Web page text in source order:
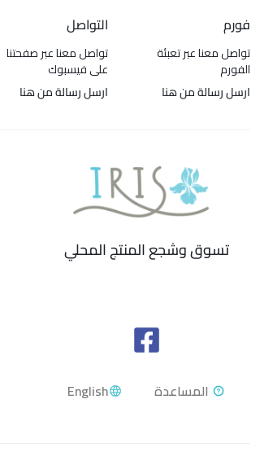
فورم
تواصل معنا عبر تعبئة
الفورم
ارسل رسالة من هنا
التواصل
تواصل معنا عبر صفحتنا
على فيسبوك
ارسل رسالة من هنا
تسوق وشجع المنتج المحلي
English